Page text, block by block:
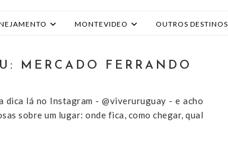
MONTEVIDEO OUTROS DESTINOS
MERCADO FERRANDO
dica lá no Instagram - @viveruruguay - e acho
sobre um lugar: onde fica, como chegar, qual